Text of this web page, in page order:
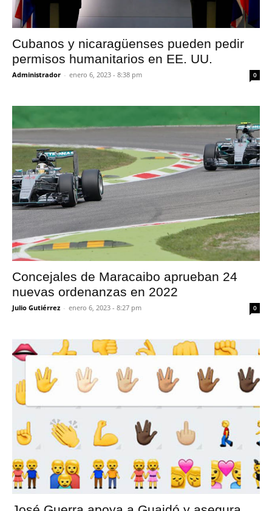
Cubanos y nicaragüenses pueden pedir
permisos humanitarios en EE. UU.
Administrador - enero 6, 2023 - 8:38 pm 0
Concejales de Maracaibo aprueban 24
nuevas ordenanzas en 2022
Julio Gutiérrez - enero 6, 2023 - 8:27 pm 0